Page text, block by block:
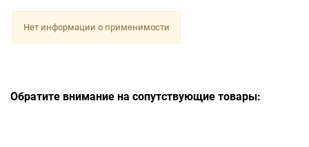
Нет информации о применимости
Обратите внимание на сопутствующие товары: